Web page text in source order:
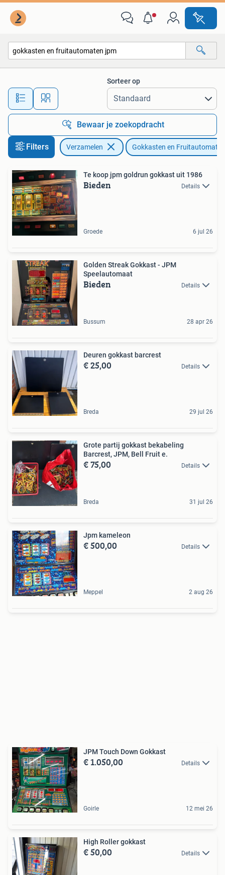
Alle afstanden…
Sorteer op
Bewaar je zoekopdracht
Filters Verzamelen Gokkasten en Fruitautomaten
Te koop jpm goldrun gokkast uit 1986
Bieden Details
Groede 6 jul 26
Golden Streak Gokkast - JPM
Speelautomaat
Bieden Details
Bussum 28 apr 26
Deuren gokkast barcrest
€ 25,00 Details
Breda 29 jul 26
Grote partij gokkast bekabeling
Barcrest, JPM, Bell Fruit e.
€ 75,00 Details
Breda 31 jul 26
Jpm kameleon
€ 500,00 Details
Meppel 2 aug 26
JPM Touch Down Gokkast
€ 1.050,00 Details
Goirle 12 mei 26
High Roller gokkast
€ 50,00 Details